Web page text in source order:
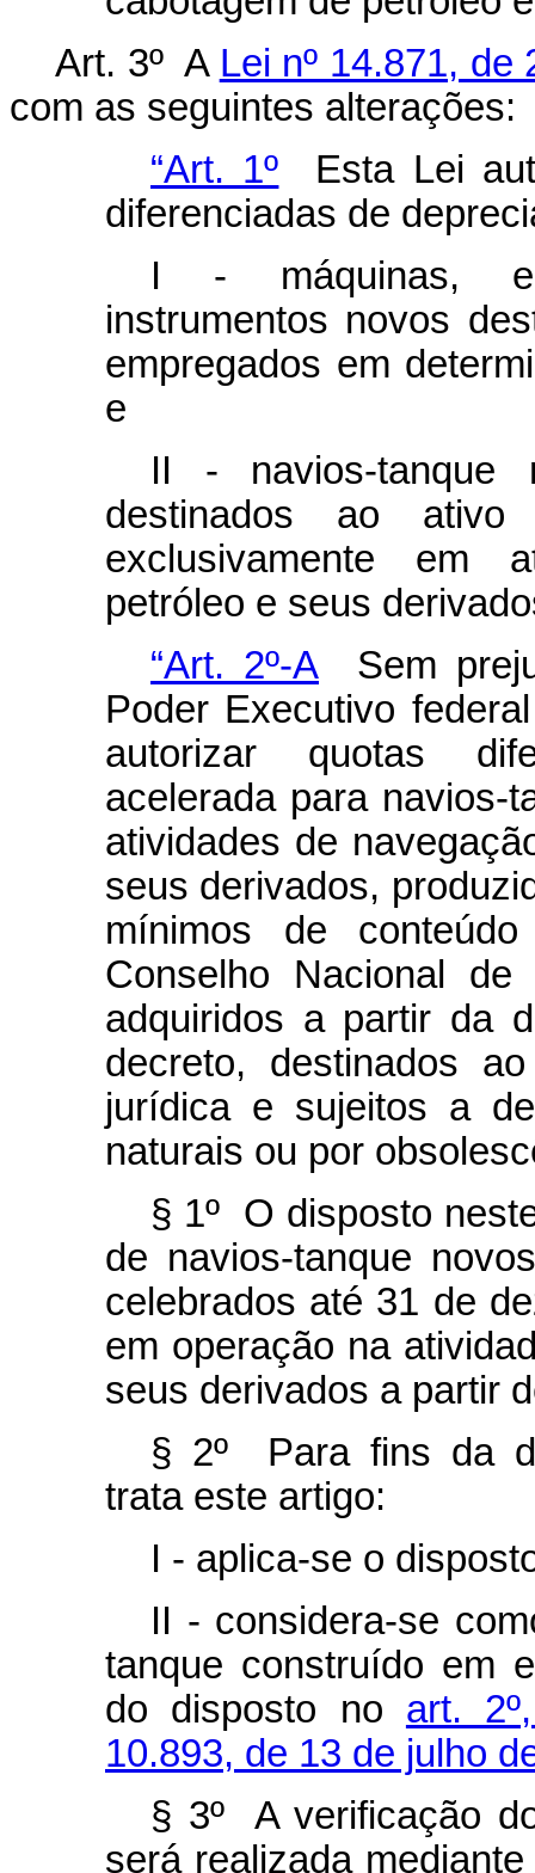
Art. 3º A Lei nº 14.871, de
com as seguintes alterações:
“Art. 1º Esta Lei
diferenciadas de
I - máquinas,
instrumentos novos
empregados em
e
II - navios-tanque
destinados ao ativo
exclusivamente em
petróleo e seus
“Art. 2º-A Sem
Poder Executivo
autorizar quotas
acelerada para navios-
atividades de
seus derivados,
mínimos de
Conselho Nacional
adquiridos a partir da
decreto, destinados
jurídica e sujeitos a
naturais ou por
§ 1º O disposto
de navios-tanque
celebrados até 31 de
em operação na
seus derivados a partir
§ 2º Para fins da
trata este artigo:
I - aplica-se o
II - considera-se
tanque construído em
do disposto no art.
10.893, de 13 de julho
§ 3º A verificação
será realizada